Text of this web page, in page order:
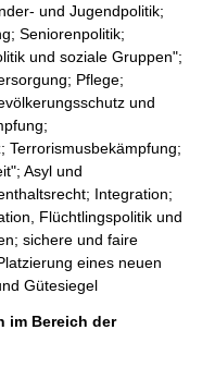
und Jugendpolitik;
Seniorenpolitik;
und soziale Gruppen";
Pflege;
und
Terrorismusbekämpfung;
Asyl und
Integration;
Flüchtlingspolitik und
sichere und faire
eines neuen
Gütesiegel
im Bereich der